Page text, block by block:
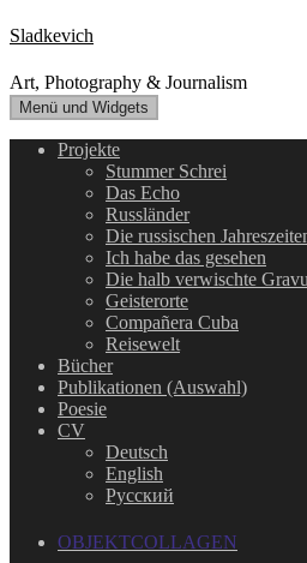
Zum
Inhalt
springen
Sladkevich
Art, Photography & Journalism
Menü und Widgets
Projekte
Stummer Schrei
Das Echo
Russländer
Die russischen
Ich habe das gesehen
Die halb verwischte
Geisterorte
Compañera Cuba
Reisewelt
Bücher
Publikationen (Auswahl)
Poesie
CV
Deutsch
English
Русский
OBJEKTCOLLAGEN